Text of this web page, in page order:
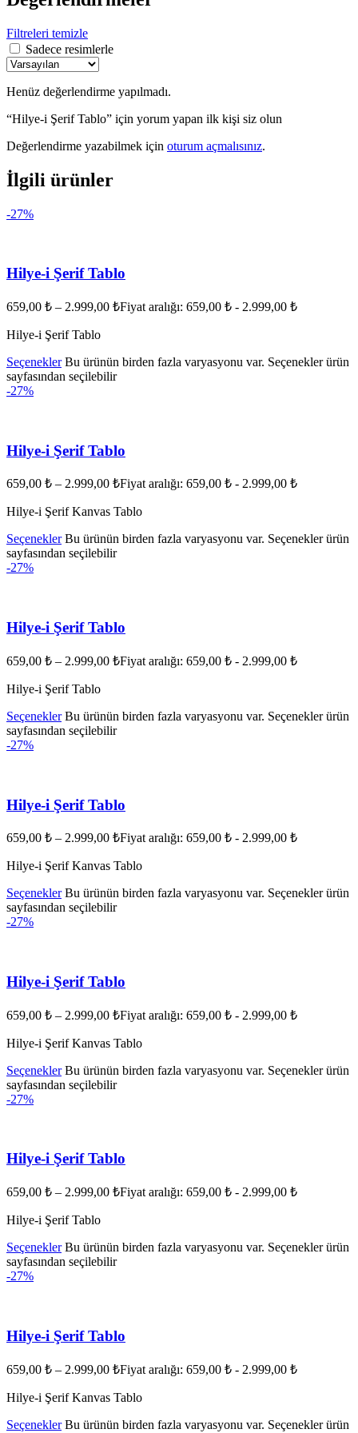
Filtreleri temizle
Sadece resimlerle
Henüz değerlendirme yapılmadı.
“Hilye-i Şerif Tablo” için yorum yapan ilk kişi siz olun
Değerlendirme yazabilmek için oturum açmalısınız.
İlgili ürünler
-27%
Hilye-i Şerif Tablo
659,00 ₺ – 2.999,00 ₺Fiyat aralığı: 659,00 ₺ - 2.999,00 ₺
Hilye-i Şerif Tablo
Seçenekler Bu ürünün birden fazla varyasyonu var. Seçenekler ürün
sayfasından seçilebilir
-27%
Hilye-i Şerif Tablo
659,00 ₺ – 2.999,00 ₺Fiyat aralığı: 659,00 ₺ - 2.999,00 ₺
Hilye-i Şerif Kanvas Tablo
Seçenekler Bu ürünün birden fazla varyasyonu var. Seçenekler ürün
sayfasından seçilebilir
-27%
Hilye-i Şerif Tablo
659,00 ₺ – 2.999,00 ₺Fiyat aralığı: 659,00 ₺ - 2.999,00 ₺
Hilye-i Şerif Tablo
Seçenekler Bu ürünün birden fazla varyasyonu var. Seçenekler ürün
sayfasından seçilebilir
-27%
Hilye-i Şerif Tablo
659,00 ₺ – 2.999,00 ₺Fiyat aralığı: 659,00 ₺ - 2.999,00 ₺
Hilye-i Şerif Kanvas Tablo
Seçenekler Bu ürünün birden fazla varyasyonu var. Seçenekler ürün
sayfasından seçilebilir
-27%
Hilye-i Şerif Tablo
659,00 ₺ – 2.999,00 ₺Fiyat aralığı: 659,00 ₺ - 2.999,00 ₺
Hilye-i Şerif Kanvas Tablo
Seçenekler Bu ürünün birden fazla varyasyonu var. Seçenekler ürün
sayfasından seçilebilir
-27%
Hilye-i Şerif Tablo
659,00 ₺ – 2.999,00 ₺Fiyat aralığı: 659,00 ₺ - 2.999,00 ₺
Hilye-i Şerif Tablo
Seçenekler Bu ürünün birden fazla varyasyonu var. Seçenekler ürün
sayfasından seçilebilir
-27%
Hilye-i Şerif Tablo
659,00 ₺ – 2.999,00 ₺Fiyat aralığı: 659,00 ₺ - 2.999,00 ₺
Hilye-i Şerif Kanvas Tablo
Seçenekler Bu ürünün birden fazla varyasyonu var. Seçenekler ürün